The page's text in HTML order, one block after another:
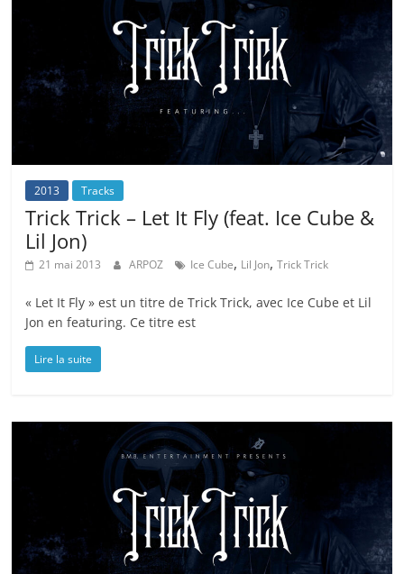
2013 Tracks
Trick Trick – Let It Fly (feat. Ice Cube &
Lil Jon)
21 mai 2013 ARPOZ Ice Cube, Lil Jon,Trick Trick
« Let It Fly » est un titre de Trick Trick, avec Ice Cube et Lil
Jon en featuring. Ce titre est
Lire la suite